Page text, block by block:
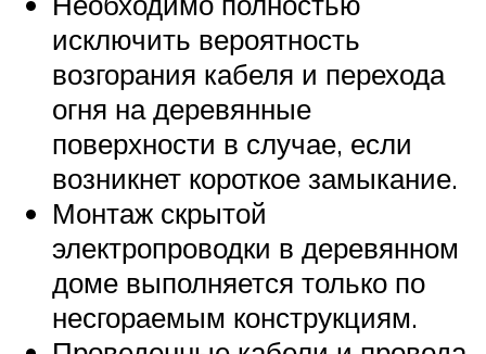
исключить вероятность
возгорания кабеля и перехода
огня на деревянные
поверхности в случае, если
возникнет короткое замыкание.
Монтаж скрытой
электропроводки в деревянном
доме выполняется только по
несгораемым конструкциям.